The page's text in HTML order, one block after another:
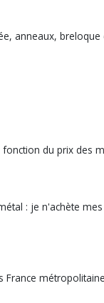
anneaux,
du prix des
: je n'achète
France